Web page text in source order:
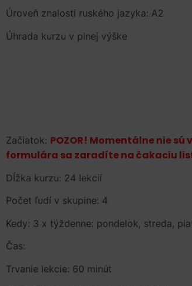
Úroveň znalosti ruského jazyka: A2
Úhrada kurzu v plnej výške
Začiatok: POZOR! Momentálne nie
formulára sa zaradíte na čakaciu
Dĺžka kurzu: 24 lekcií
Počet ľudí v skupine: 4
Kedy: 3 x týždenne: pondelok, streda,
Čas:
Trvanie lekcie: 60 minút